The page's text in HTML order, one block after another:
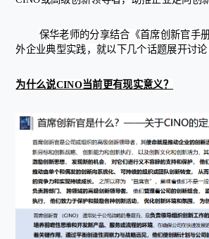
保华老师的分享结合《首席创新官手
外企业典型实践，就以下几个话题展开讨论
为什么说CINO当前更有现实意义？